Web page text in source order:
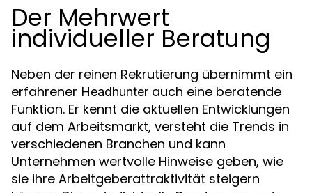
Der Mehrwert
individueller Beratung
Neben der reinen Rekrutierung übernimmt ein
erfahrener Headhunter auch eine beratende
Funktion. Er kennt die aktuellen Entwicklungen
auf dem Arbeitsmarkt, versteht die Trends in
verschiedenen Branchen und kann
Unternehmen wertvolle Hinweise geben, wie
sie ihre Arbeitgeberattraktivität steigern